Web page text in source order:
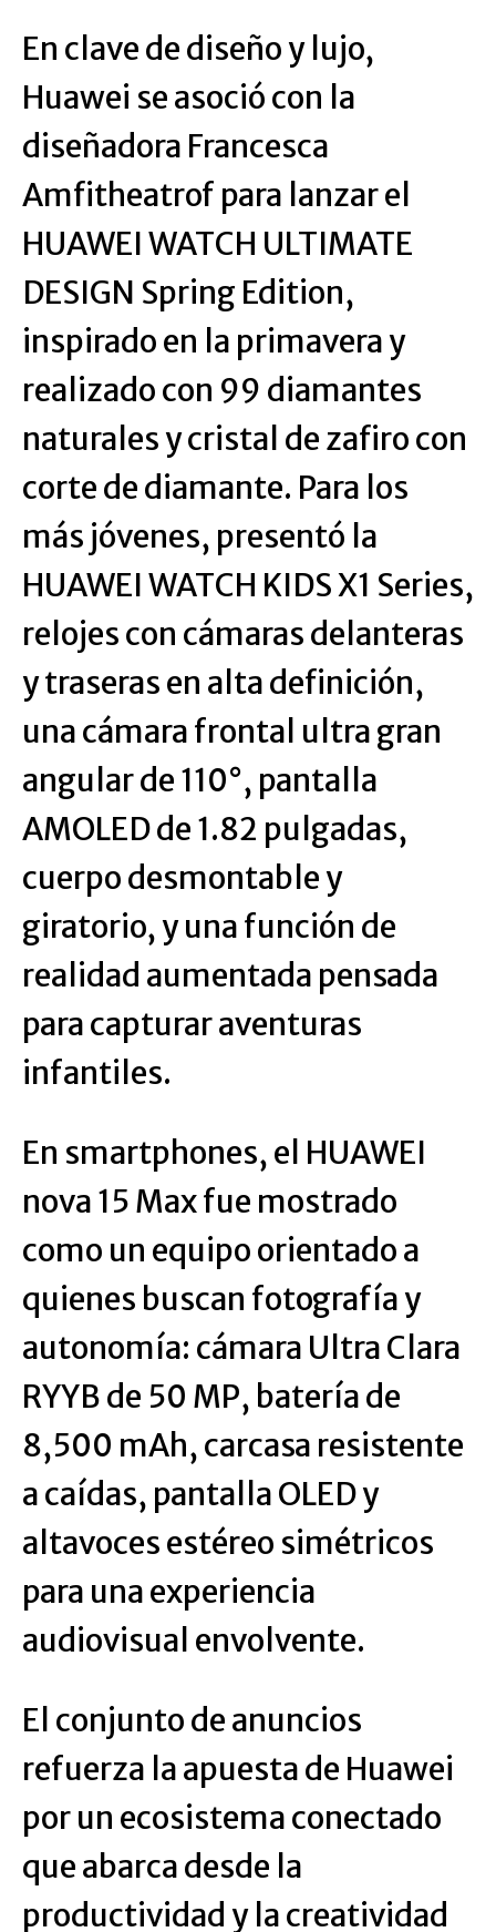
En clave de diseño y lujo,
Huawei se asoció con la
diseñadora Francesca
Amfitheatrof para lanzar el
HUAWEI WATCH ULTIMATE
DESIGN Spring Edition,
inspirado en la primavera y
realizado con 99 diamantes
naturales y cristal de zafiro con
corte de diamante. Para los
más jóvenes, presentó la
HUAWEI WATCH KIDS X1 Series,
relojes con cámaras delanteras
y traseras en alta definición,
una cámara frontal ultra gran
angular de 110°, pantalla
AMOLED de 1.82 pulgadas,
cuerpo desmontable y
giratorio, y una función de
realidad aumentada pensada
para capturar aventuras
infantiles.
En smartphones, el HUAWEI
nova 15 Max fue mostrado
como un equipo orientado a
quienes buscan fotografía y
autonomía: cámara Ultra Clara
RYYB de 50 MP, batería de
8,500 mAh, carcasa resistente
a caídas, pantalla OLED y
altavoces estéreo simétricos
para una experiencia
audiovisual envolvente.
El conjunto de anuncios
refuerza la apuesta de Huawei
por un ecosistema conectado
que abarca desde la
productividad y la creatividad